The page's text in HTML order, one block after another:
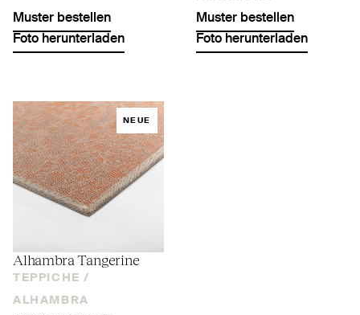
Muster bestellen
Foto herunterladen
Muster bestellen
Foto herunterladen
NEUE
Alhambra Tangerine
TEPPICHE /
ALHAMBRA